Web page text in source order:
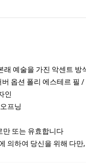
래 예술을 가진 악센트 방
옵션 폴리 에스테르 필 /
인
프닝
만 또는 유효합니다
의하여 당신을 위해 다